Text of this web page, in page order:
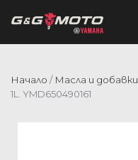
Начало / Масла и добавки
1L. YMD650490161